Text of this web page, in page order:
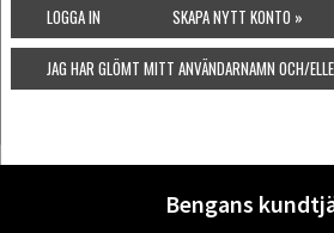
LOGGA IN SKAPA NYTT KONTO »
JAG HAR GLÖMT MITT ANVÄNDARNAMN OCH/
Bengans